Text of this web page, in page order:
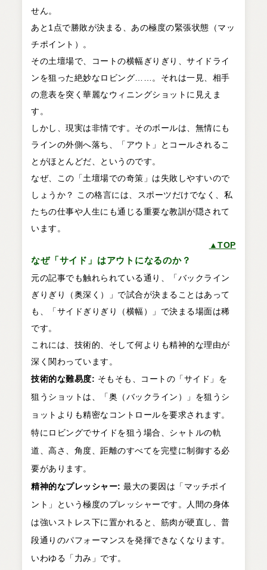
せん。
あと1点で勝敗が決まる、あの極度の緊張状態（マッ
チポイント）。
その土壇場で、コートの横幅ぎりぎり、サイドライ
ンを狙った絶妙なロビング……。それは一見、相手
の意表を突く華麗なウィニングショットに見えま
す。
しかし、現実は非情です。そのボールは、無情にも
ラインの外側へ落ち、「アウト」とコールされるこ
とがほとんどだ、というのです。
なぜ、この「土壇場での奇策」は失敗しやすいので
しょうか？ この格言には、スポーツだけでなく、私
たちの仕事や人生にも通じる重要な教訓が隠されて
います。
▲TOP
なぜ「サイド」はアウトになるのか？
元の記事でも触れられている通り、「バックライン
ぎりぎり（奥深く）」で試合が決まることはあって
も、「サイドぎりぎり（横幅）」で決まる場面は稀
です。
これには、技術的、そして何よりも精神的な理由が
深く関わっています。
技術的な難易度: そもそも、コートの「サイド」を
狙うショットは、「奥（バックライン）」を狙うシ
ョットよりも精密なコントロールを要求されます。
特にロビングでサイドを狙う場合、シャトルの軌
道、高さ、角度、距離のすべてを完璧に制御する必
要があります。
精神的なプレッシャー: 最大の要因は「マッチポイ
ント」という極度のプレッシャーです。人間の身体
は強いストレス下に置かれると、筋肉が硬直し、普
段通りのパフォーマンスを発揮できなくなります。
いわゆる「力み」です。